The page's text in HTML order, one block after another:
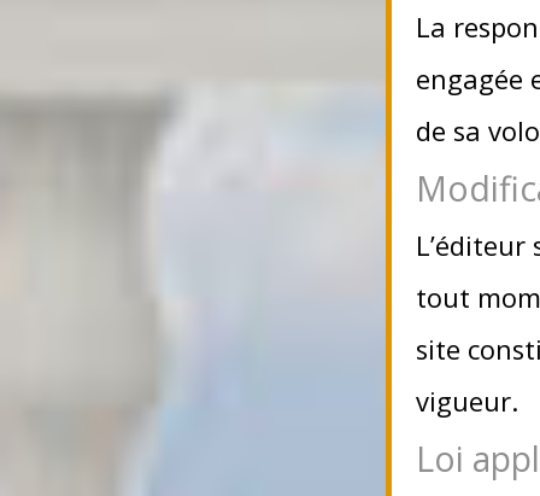
La
engagée
de sa
tout
site
vigueur.
Loi